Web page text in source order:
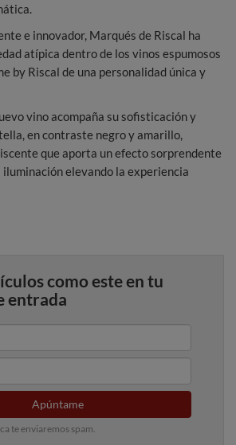
e innovador, Marqués de Riscal ha
atípica dentro de los vinos espumosos
by Riscal de una personalidad única y
vino acompaña su sofisticación y
en contraste negro y amarillo,
que aporta un efecto sorprendente
iluminación elevando la experiencia
como este en tu
entrada
Apúntame
te enviaremos spam.